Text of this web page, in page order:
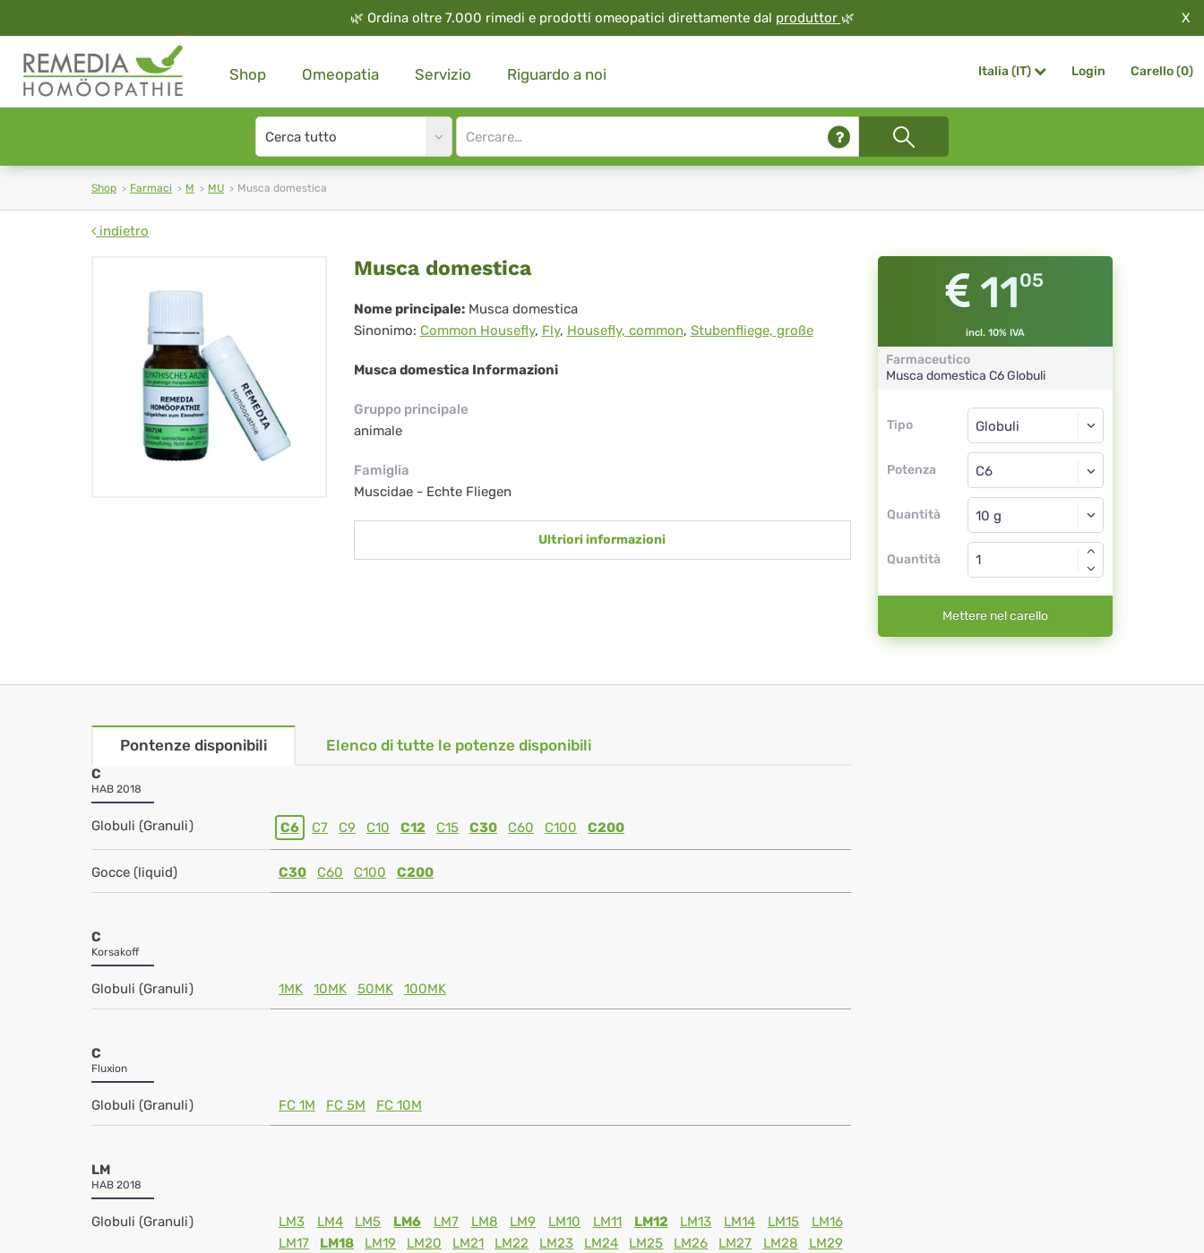
🌿 Ordina oltre 7.000 rimedi e prodotti omeopatici direttamente dal produttor 🌿 X
Shop Omeopatia Servizio Riguardo a noi Italia (IT) Login Carello (0)
Search
type
Site
search
Shop Farmaci M MU Musca domestica
indietro
Musca
domestica
Musca domestica
Nome principale: Musca domestica
Sinonimo: Common Housefly, Fly, Housefly, common, Stubenfliege, große
Musca domestica Informazioni
Gruppo principale
animale
Famiglia
Muscidae - Echte Fliegen
Ultriori informazioni
1105
incl. 10% IVA
Farmaceutico
Musca domestica C6 Globuli
Tipo
Tipo
Potenza
Globuli
C6
Quantità
Globuli
Quantità
Mettere nel carello
Pontenze disponibili Elenco di tutte le potenze disponibili
C
HAB 2018
Globuli (Granuli) C6 C7 C9 C10 C12 C15 C30 C60 C100 C200
Gocce (liquid) C30 C60 C100 C200
C
Korsakoff
Globuli (Granuli) 1MK 10MK 50MK 100MK
C
Fluxion
Globuli (Granuli) FC 1M FC 5M FC 10M
LM
HAB 2018
Globuli (Granuli) LM3 LM4 LM5 LM6 LM7 LM8 LM9 LM10 LM11 LM12 LM13 LM14 LM15
LM16
LM17
LM18 LM19 LM20 LM21 LM22 LM23 LM24 LM25 LM26 LM27 LM28
LM29